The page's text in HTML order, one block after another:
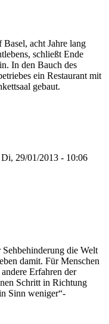
acht Jahre lang
schließt Ende
In den Bauch des
ein Restaurant mit
gebaut.
29/01/2013 - 10:06
die Welt
damit. Für Menschen
Erfahren der
Schritt in Richtung
Sinn weniger“-